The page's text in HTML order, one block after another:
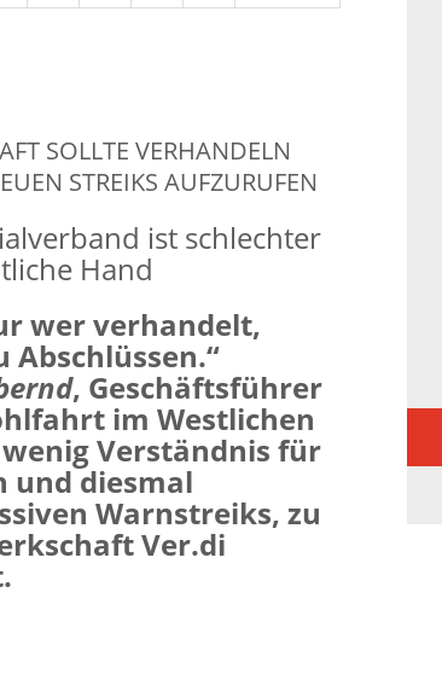
SOLLTE VERHANDELN
STREIKS AUFZURUFEN
ist schlechter
Hand
wer verhandelt,
Abschlüssen.“
, Geschäftsführer
im Westlichen
Verständnis für
und diesmal
Warnstreiks, zu
Ver.di